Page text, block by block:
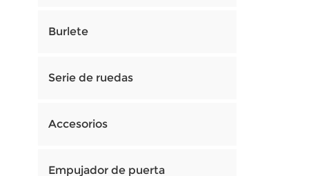
Burlete
Serie de ruedas
Accesorios
Empujador de puerta